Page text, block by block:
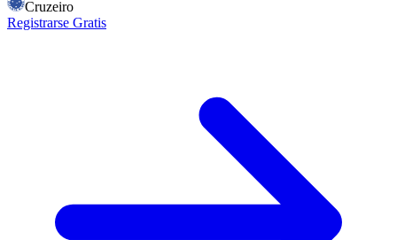
Cruzeiro
Registrarse Gratis